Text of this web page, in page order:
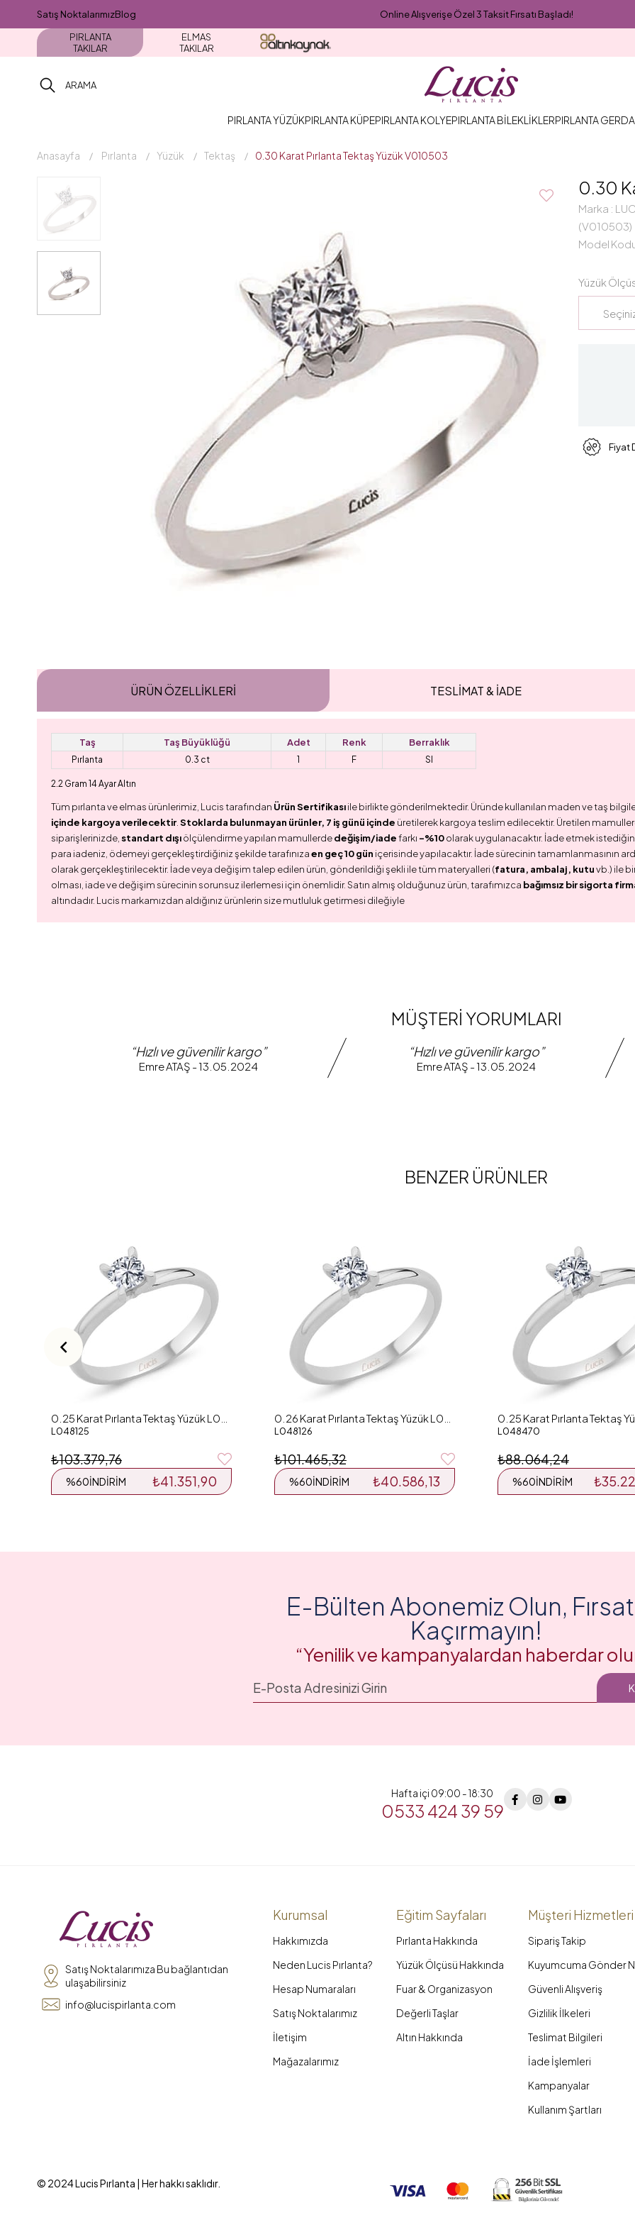
Satış NoktalarımızBlog
Online Alışverişe Özel 3 Taksit Fırsatı Başladı!
PIRLANTA
TAKILAR
ELMAS
TAKILAR
PIRLANTA YÜZÜKPIRLANTA KÜPEPIRLANTA KOLYEPIRLANTA BİLEKLİKLERPIRLANTA
Anasayfa Pırlanta Yüzük Tektaş 0.30 Karat Pırlanta Tektaş Yüzük V010503
0.30
Marka :
(V010503)
Model
Yüzük
Fiyat
ÜRÜN ÖZELLIKLERI TESLİMAT & İADE
Taş Taş Büyüklüğü Adet Renk Berraklık
Pırlanta 0.3 ct 1 F SI
2.2 Gram 14 Ayar Altın
Tüm pırlanta ve elmas ürünlerimiz, Lucis tarafından Ürün Sertifikasıile birlikte gönderilmektedir. Üründe kullanılan maden ve taş
içinde kargoya verilecektir. Stoklarda bulunmayan ürünler, 7 iş günü içinde üretilerek kargoya teslim edilecektir. Üretilen
siparişlerinizde, standart dışıölçülendirme yapılan mamullerdedeğişim/iadefarkı -%10olarak uygulanacaktır. İade etmek
para iadeniz, ödemeyi gerçekleştirdiğiniz şekilde tarafınızaen geç 10 gün içerisinde yapılacaktır. İade sürecinin tamamlanmasının
olarak gerçekleştirilecektir. İade veya değişim talep edilen ürün, gönderildiği şekli ile tüm materyalleri (fatura, ambalaj, kutuvb.) ile
olması, iade ve değişim sürecinin sorunsuz ilerlemesi için önemlidir. Satın almış olduğunuz ürün, tarafımızca bağımsız bir sigorta
altındadır. Lucis markamızdan aldığınız ürünlerin size mutluluk getirmesi dileğiyle
MÜŞTERİ YORUMLARI
“Hızlı ve güvenilir kargo”
Emre ATAŞ - 13.05.2024
“Hızlı ve güvenilir kargo”
Emre ATAŞ - 13.05.2024
BENZER ÜRÜNLER
L048125
₺41.351,90
%60İNDIRIM
₺103.379,76
L048126
₺40.586,13
%60İNDIRIM
₺101.465,32
L048470
%60İNDIRIM
₺88.064,24
E-Bülten Abonemiz Olun,
Kaçırmayın!
“Yenilik ve kampanyalardan haberdar
Hafta içi 09:00 - 18:30
0533 424 39 59
Satış Noktalarımıza Bu bağlantıdan
ulaşabilirsiniz
info@lucispirlanta.com
Kurumsal
Hakkımızda
Neden Lucis Pırlanta?
Hesap Numaraları
Satış Noktalarımız
İletişim
Mağazalarımız
Eğitim Sayfaları
Pırlanta Hakkında
Yüzük Ölçüsü Hakkında
Fuar & Organizasyon
Değerli Taşlar
Altın Hakkında
Müşteri Hizmetleri
Sipariş Takip
Kuyumcuma Gönder
Güvenli Alışveriş
Gizlilik İlkeleri
Teslimat Bilgileri
İade İşlemleri
Kampanyalar
Kullanım Şartları
© 2024 Lucis Pırlanta | Her hakkı saklıdır.